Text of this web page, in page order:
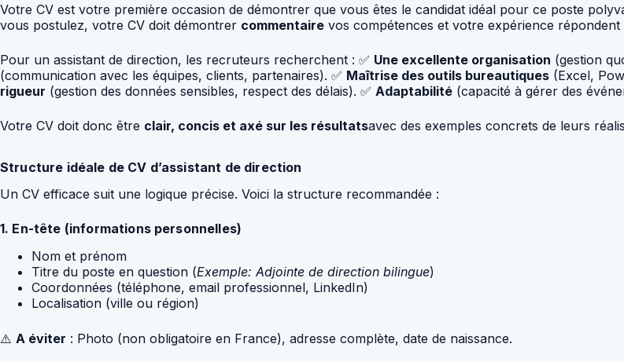
Votre CV est votre première occasion de démontrer que vous êtes le candidat idéal pour ce poste
vous postulez, votre CV doit démontrer commentaire vos compétences et votre expérience répondent
Pour un assistant de direction, les recruteurs recherchent : ✅ Une excellente organisation (gestion
(communication avec les équipes, clients, partenaires). ✅ Maîtrise des outils bureautiques (Excel,
rigueur (gestion des données sensibles, respect des délais). ✅ Adaptabilité (capacité à gérer des
Votre CV doit donc être clair, concis et axé sur les résultatsavec des exemples concrets de leurs
Structure idéale de CV d’assistant de direction
Un CV efficace suit une logique précise. Voici la structure recommandée :
1. En-tête (informations personnelles)
Nom et prénom
Titre du poste en question (Exemple: Adjointe de direction bilingue)
Coordonnées (téléphone, email professionnel, LinkedIn)
Localisation (ville ou région)
⚠️ A éviter : Photo (non obligatoire en France), adresse complète, date de naissance.